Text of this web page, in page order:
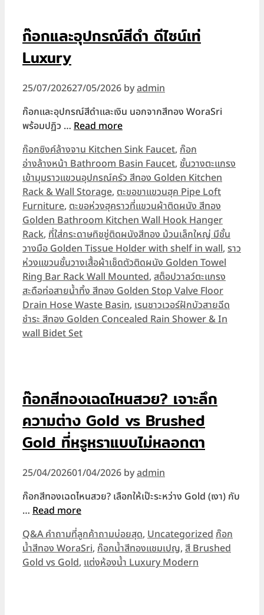
ก๊อกและอุปกรณ์สีดำ ดีไซน์เท่
Luxury
25/07/202627/05/2026 byadmin
ก๊อกและอุปกรณ์สีดำและเงิน นอกจากสีทอง WoraSri
พร้อมปฏิว … Read more
Categories
ก๊อกซิงค์ล้างจาน Kitchen Sink Faucet, ก๊อก
อ่างล้างหน้า Bathroom Basin Faucet, ชั้นวางตะแกรง
เข้ามุมราวแขวนอุปกรณ์ครัว สีทอง Golden Kitchen
Rack & Wall Storage, ตะขอขาแขวนฮุค Pipe Loft
Furniture, ตะขอห่วงฮุคราวที่แขวนผ้าติดผนัง สีทอง
Golden Bathroom Kitchen Wall Hook Hanger
Rack, ที่ใส่กระดาษทิชชู่ติดผนังสีทอง ม้วนเล็กใหญ่ มีชั้น
วางมือ Golden Tissue Holder with shelf in wall, ราว
ห่วงแขวนชั้นวางเสื้อผ้าเช็ดตัวติดผนัง Golden Towel
Ring Bar Rack Wall Mounted, สต็อปวาลว์ตะแกรง
สะดือท่อสายน้ำทิ้ง สีทอง Golden Stop Valve Floor
Drain Hose Waste Basin, เรนชาวเวอร์ฝักบัวสายฉีด
ชำระ สีทอง Golden Concealed Rain Shower & In
wall Bidet Set
ก๊อกสีทองเฉดไหนสวย? เจาะลึก
ความต่าง Gold vs Brushed
Gold ที่หรูหราแบบไม่หลอกตา
25/04/202601/04/2026 byadmin
ก๊อกสีทองเฉดไหนสวย? เลือกให้เป๊ะระหว่าง Gold (เงา) กับ
… Read more
Categories
Q&A คำถามที่ลูกค้าถามบ่อยสุด, Uncategorized Tags
ก๊อก
น้ำสีทอง WoraSri, ก๊อกน้ำสีทองแชมเปญ, สี Brushed
Gold vs Gold, แต่งห้องน้ำ Luxury Modern